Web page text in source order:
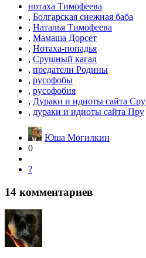
нотаха Тимофеева
, Болгарская снежная баба
, Наталья Тимофеева
, Мамаша Дорсет
, Нотаха-попадья
, Срушный кагал
, предатели Родины
, русофобы
, русофобия
, Дураки и идиоты сайта Сру
, дураки и идиоты сайта Пру
Юша Могилкин
0
?
14 комментариев